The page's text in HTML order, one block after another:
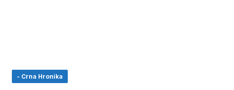
- Crna Hronika